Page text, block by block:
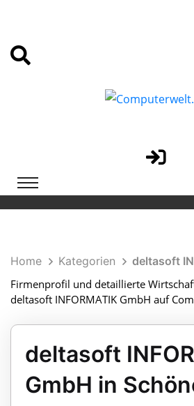
Home Kategorien
deltasoft
Firmenprofil und detaillierte
deltasoft INFORMATIK GmbH auf
deltasoft
GmbH in